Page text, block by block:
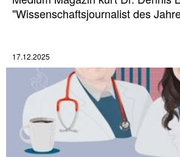
"Wissenschaftsjournalist des
17.12.2025